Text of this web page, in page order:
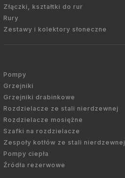
Złączki, kształtki do rur
Rury
Zestawy i kolektory słoneczne
Pompy
Grzejniki
Grzejniki drabinkowe
Rozdzielacze ze stali nierdzewnej
Rozdzielacze mosiężne
Szafki na rozdzielacze
Zespoły kotłów ze stali nierdzewnej
Pompy ciepła
Źródła rezerwowe